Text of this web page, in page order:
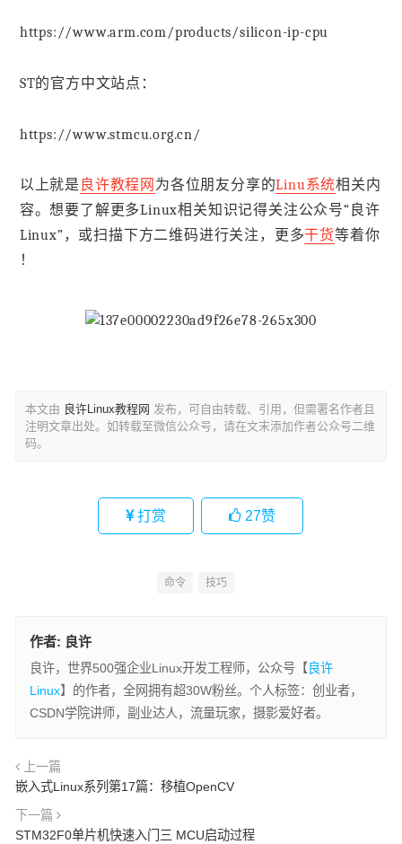
https://www.arm.com/products/silicon-ip-cpu
ST的官方中文站点：
https://www.stmcu.org.cn/
以上就是 良许教程网 为各位朋友分享的Linu系统相关内
容。想要了解更多Linux相关知识记得关注公众号“良许
Linux”，或扫描下方二维码进行关注，更多干货等着你
！
本文由 良许Linux教程网 发布，可自由转载、引用，但需署名作者且
注明文章出处。如转载至微信公众号，请在文末添加作者公众号二维
码。
打赏 27赞
命令 技巧
作者: 良许
良许，世界500强企业Linux开发工程师，公众号【 良许
Linux】的作者，全网拥有超30W粉丝。个人标签：创业者，
CSDN学院讲师，副业达人，流量玩家，摄影爱好者。
上一篇
嵌入式Linux系列第17篇：移植OpenCV
下一篇
STM32F0单片机快速入门三 MCU启动过程